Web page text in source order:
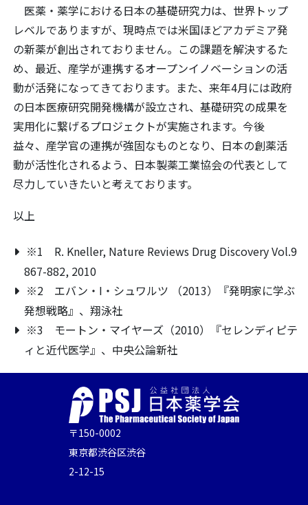
医薬・薬学における日本の基礎研究力は、世界トップ
レベルでありますが、現時点では米国ほどアカデミア発
の新薬が創出されておりません。この課題を解決するた
め、最近、産学が連携するオープンイノベーションの活
動が活発になってきております。また、来年4月には政府
の日本医療研究開発機構が設立され、基礎研究の成果を
実用化に繋げるプロジェクトが実施されます。今後
益々、産学官の連携が強固なものとなり、日本の創薬活
動が活性化されるよう、日本製薬工業協会の代表として
尽力していきたいと考えております。
以上
※1 R. Kneller, Nature Reviews Drug Discovery Vol.9
867-882, 2010
※2 エバン・I・シュワルツ （2013）『発明家に学ぶ
発想戦略』、翔泳社
※3 モートン・マイヤーズ（2010）『セレンディピテ
ィと近代医学』、中央公論新社
〒150-0002
東京都渋谷区渋谷
2-12-15